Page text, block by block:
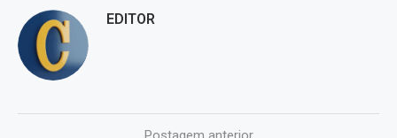
EDITOR